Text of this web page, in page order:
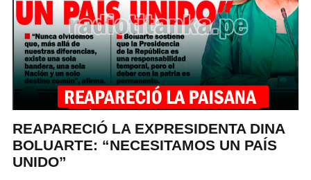
REAPARECIÓ LA EXPRESIDENTA DINA
BOLUARTE: “NECESITAMOS UN PAÍS
UNIDO”